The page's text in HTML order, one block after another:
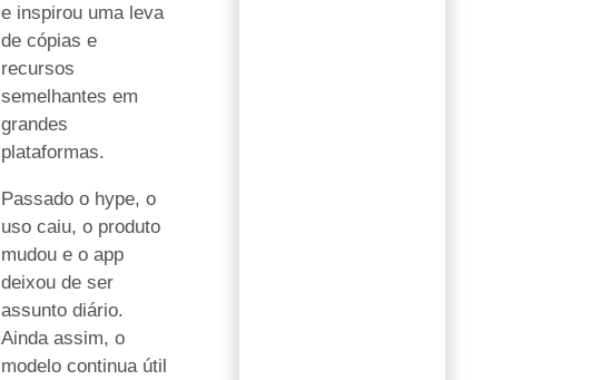
e inspirou uma leva
de cópias e
recursos
semelhantes em
grandes
plataformas.
Passado o hype, o
uso caiu, o produto
mudou e o app
deixou de ser
assunto diário.
Ainda assim, o
modelo continua útil